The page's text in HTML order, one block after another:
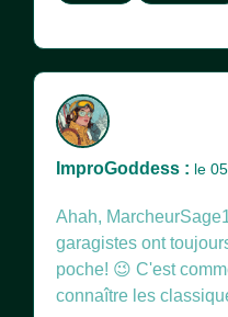
ImproGoddess : le
Ahah,
garagistes ont
poche! 😉 C'est
connaître les